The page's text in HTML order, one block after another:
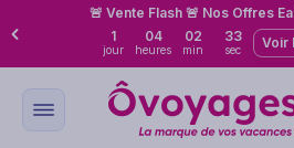
🚨 Vente Flash 🚨 Nos Offres
1
jour
04
heures
02
min
32
sec Voir